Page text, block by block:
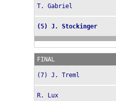
T. Gabriel
(5) J. Stockinger
FINAL
(7) J. Treml
R. Lux